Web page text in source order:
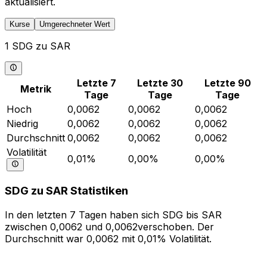
Kurse Umgerechneter Wert
1 SDG zu SAR
Metrik
Letzte 7
Tage
Letzte 30
Tage
Letzte 90
Tage
Hoch
0,0062 0,0062
0,0062
Niedrig
0,0062 0,0062
0,0062
Durchschnitt 0,0062 0,0062
0,0062
Volatilität
0,01% 0,00% 0,00%
SDG zu SAR Statistiken
In den letzten 7 Tagen haben sich SDG bis SAR
zwischen 0,0062 und 0,0062verschoben. Der
Durchschnitt war 0,0062 mit 0,01% Volatilität.